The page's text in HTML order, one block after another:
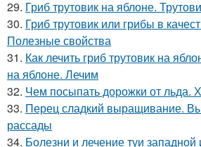
29. Гриб трутовик на яблоне.
30. Гриб трутовик или грибы в
Полезные свойства
31. Как лечить гриб трутовик на
на яблоне. Лечим
32. Чем посыпать дорожки от льда.
33. Перец сладкий выращивание.
рассады
34. Болезни и лечение туи западной